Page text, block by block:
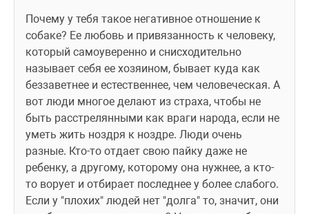
Почему у тебя такое негативное отношение к
собаке? Ее любовь и привязанность к человеку,
который самоуверенно и снисходительно
называет себя ее хозяином, бывает куда как
беззаветнее и естественнее, чем человеческая. А
вот люди многое делают из страха, чтобы не
быть расстрелянными как враги народа, если не
уметь жить ноздря к ноздре. Люди очень
разные. Кто-то отдает свою пайку даже не
ребенку, а другому, которому она нужнее, а кто-
то ворует и отбирает последнее у более слабого.
Если у "плохих" людей нет "долга" то, значит, они